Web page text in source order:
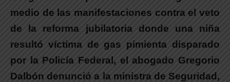
medio de las manifestaciones contra el veto
de la reforma jubilatoria donde una niña
resultó víctima de gas pimienta disparado
por la Policía Federal, el abogado Gregorio
Dalbón denunció a la ministra de Seguridad,